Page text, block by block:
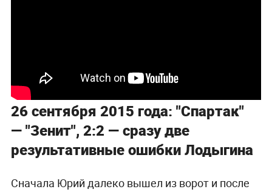
26 сентября 2015 года: "Спартак"
— "Зенит", 2:2 — сразу две
результативные ошибки Лодыгина
Сначала Юрий далеко вышел из ворот и после